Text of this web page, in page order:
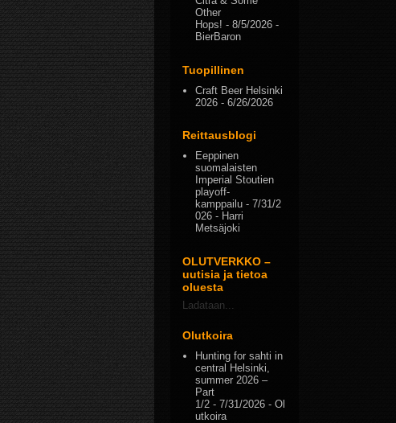
Other
Hops! - 8/5/2026 -
BierBaron
Tuopillinen
Craft Beer Helsinki
2026 - 6/26/2026
Reittausblogi
Eeppinen
suomalaisten
Imperial Stoutien
playoff-
kamppailu - 7/31/2
026 - Harri
Metsäjoki
OLUTVERKKO –
uutisia ja tietoa
oluesta
Ladataan...
Olutkoira
Hunting for sahti in
central Helsinki,
summer 2026 –
Part
1/2 - 7/31/2026 - Ol
utkoira